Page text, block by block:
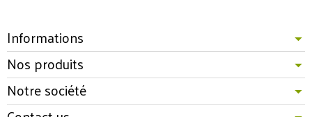
Informations
Nos produits
Notre société